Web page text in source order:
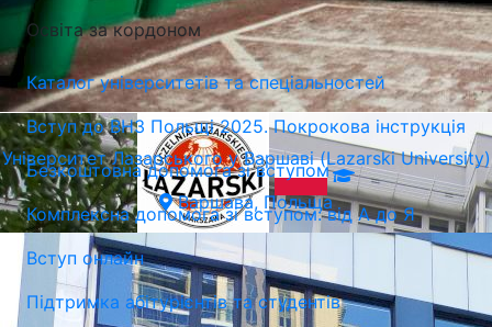
Університет ім. Комісії Національної Освіти в Кракові
(UKEN)
Краків, Польща
Університет Лазарського у Варшаві (Lazarski University)
Варшава, Польща
Освіта за кордоном
Каталог університетів та спеціальностей
Вступ до ВНЗ Польщі 2025. Покрокова інструкція
Безкоштовна допомога зі вступом
Комплексна допомога зі вступом: від А до Я
Вступ онлайн
Підтримка абітурієнтів та студентів